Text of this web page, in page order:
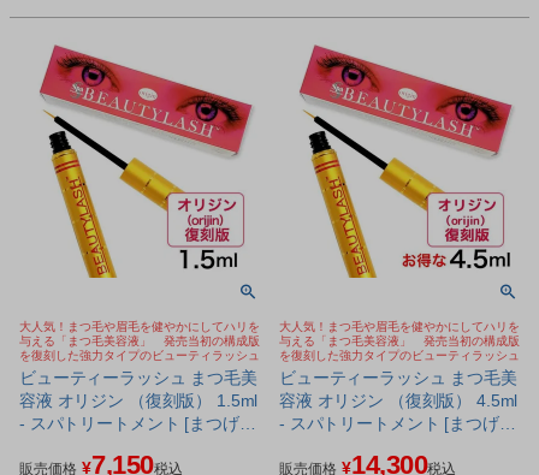
大人気！まつ毛や眉毛を健やかにしてハリを
与える「まつ毛美容液」 発売当初の構成版
を復刻した強力タイプのビューティラッシュ
ビューティーラッシュ まつ毛美
容液 オリジン （復刻版） 1.5ml
- スパトリートメント [まつげ美
コポス対応商品
販売価格 ¥7,150税込
大人気！まつ毛や眉毛を健やかにしてハリを
与える「まつ毛美容液」 発売当初の構成版
を復刻した強力タイプのビューティラッシュ
ビューティーラッシュ まつ毛美
容液 オリジン （復刻版） 4.5ml
- スパトリートメント [まつげ美
コポス対応商品
販売価格 ¥14,300税込